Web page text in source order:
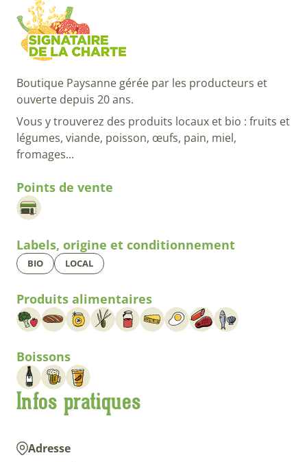
Boutique Paysanne gérée par les producteurs et
ouverte depuis 20 ans.
Vous y trouverez des produits locaux et bio : fruits et
légumes, viande, poisson, œufs, pain, miel,
fromages...
Points de vente
Labels, origine et conditionnement
BIO LOCAL
Produits alimentaires
Boissons
Infos pratiques
Adresse